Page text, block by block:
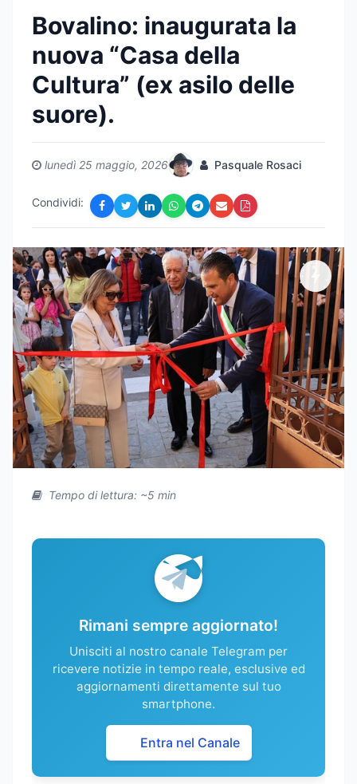
Bovalino: inaugurata la
nuova “Casa della
Cultura” (ex asilo delle
suore).
lunedì 25 maggio, 2026 Pasquale Rosaci
Condividi:
Tempo di lettura: ~5 min
Rimani sempre aggiornato!
Unisciti al nostro canale Telegram per
ricevere notizie in tempo reale, esclusive ed
aggiornamenti direttamente sul tuo
smartphone.
Entra nel Canale